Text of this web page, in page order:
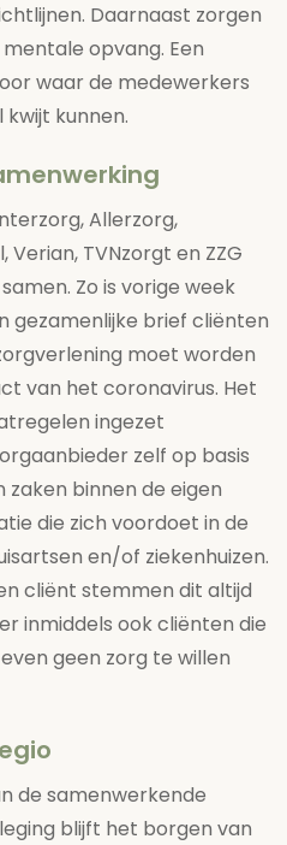
Daarnaast zorgen
opvang. Een
waar de medewerkers
kunnen.
Allerzorg,
TVNzorgt en ZZG
Zo is vorige week
gezamenlijke brief cliënten
moet worden
van het coronavirus. Het
ingezet
zelf op basis
binnen de eigen
die zich voordoet in de
en/of ziekenhuizen.
cliënt stemmen dit altijd
inmiddels ook cliënten die
geen zorg te willen
de samenwerkende
blijft het borgen van